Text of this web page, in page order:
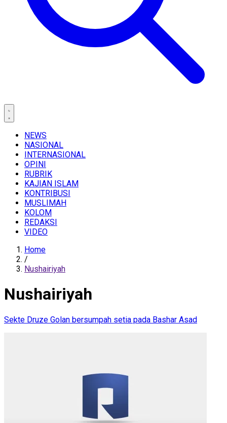
NEWS
NASIONAL
INTERNASIONAL
OPINI
RUBRIK
KAJIAN ISLAM
KONTRIBUSI
MUSLIMAH
KOLOM
REDAKSI
VIDEO
Home
/
Nushairiyah
Nushairiyah
Sekte Druze Golan bersumpah setia pada Bashar Asad